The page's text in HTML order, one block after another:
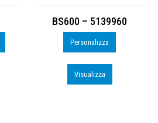
BS600 – 5139960
Personalizza
Visualizza